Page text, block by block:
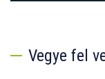
Vegye fel